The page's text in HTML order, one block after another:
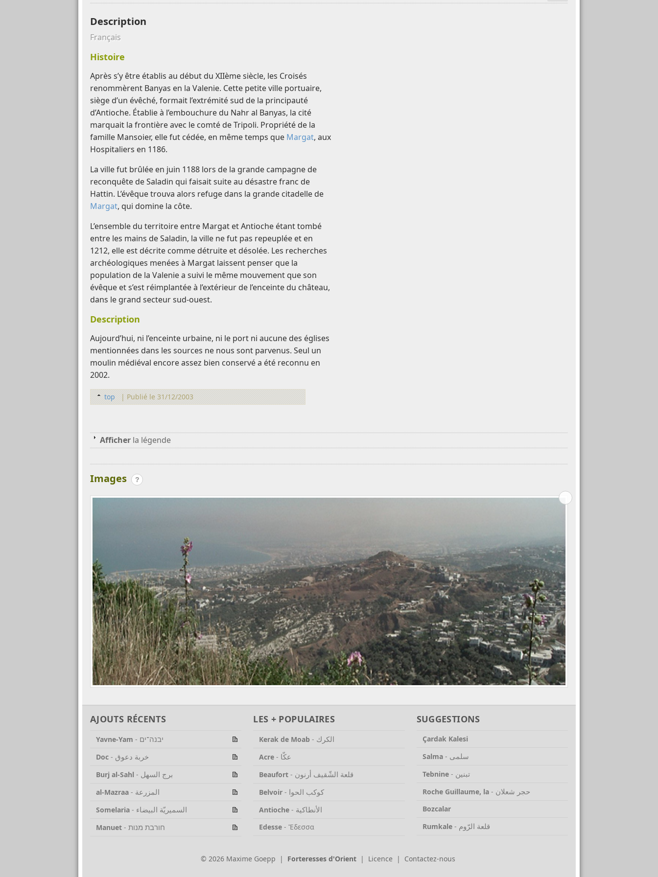
Description
Français
Histoire
Après s’y être établis au début du XIIème siècle, les Croisés
renommèrent Banyas en la Valenie. Cette petite ville portuaire,
siège d’un évêché, formait l’extrémité sud de la principauté
d’Antioche. Établie à l’embouchure du Nahr al Banyas, la cité
marquait la frontière avec le comté de Tripoli. Propriété de la
famille Mansoier, elle fut cédée, en même temps que Margat, aux
Hospitaliers en 1186.
La ville fut brûlée en juin 1188 lors de la grande campagne de
reconquête de Saladin qui faisait suite au désastre franc de
Hattin. L’évêque trouva alors refuge dans la grande citadelle de
Margat, qui domine la côte.
L’ensemble du territoire entre Margat et Antioche étant tombé
entre les mains de Saladin, la ville ne fut pas repeuplée et en
1212, elle est décrite comme détruite et désolée. Les recherches
archéologiques menées à Margat laissent penser que la
population de la Valenie a suivi le même mouvement que son
évêque et s’est réimplantée à l’extérieur de l’enceinte du château,
dans le grand secteur sud-ouest.
Description
Aujourd’hui, ni l’enceinte urbaine, ni le port ni aucune des églises
mentionnées dans les sources ne nous sont parvenus. Seul un
moulin médiéval encore assez bien conservé a été reconnu en
2002.
top | Publié le 31/12/2003
Afficher la légende
Images ?
AJOUTS RÉCENTS
Yavne-Yam - יבנה־ים
Doc - خربة دعوق
Burj al-Sahl - برج السهل
al-Mazraa - المزرعة
Somelaria - السميريّة البيضاء
Manuet - חורבת מנות
LES + POPULAIRES
Kerak de Moab - الكرك
Acre - عكّا
Beaufort - قلعة الشّقيف أرنون
Belvoir - كوكب الحوا
Antioche - الأنطاكية
Edesse -Ἔδεσσα
SUGGESTIONS
Çardak Kalesi
Salma- سلمى
Tebnine- تبنين
Roche Guillaume, la- حجر شعلان
Bozcalar
Rumkale- قلعة الرّوم
© 2026 Maxime Goepp | Forteresses d'Orient | Licence | Contactez-nous